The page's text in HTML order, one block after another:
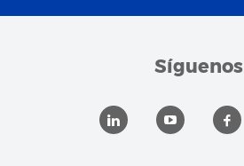
Síguenos